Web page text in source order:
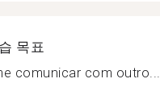
목표
comunicar com outro...